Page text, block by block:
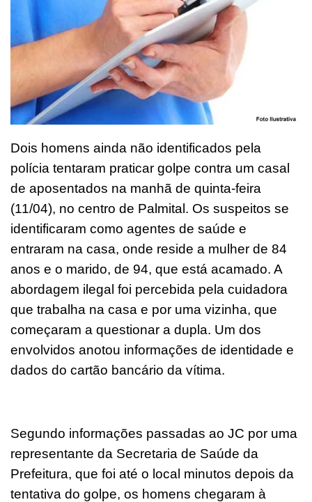
Dois homens ainda não identificados pela
polícia tentaram praticar golpe contra um casal
de aposentados na manhã de quinta-feira
(11/04), no centro de Palmital. Os suspeitos se
identificaram como agentes de saúde e
entraram na casa, onde reside a mulher de 84
anos e o marido, de 94, que está acamado. A
abordagem ilegal foi percebida pela cuidadora
que trabalha na casa e por uma vizinha, que
começaram a questionar a dupla. Um dos
envolvidos anotou informações de identidade e
dados do cartão bancário da vítima.
Segundo informações passadas ao JC por uma
representante da Secretaria de Saúde da
Prefeitura, que foi até o local minutos depois da
tentativa do golpe, os homens chegaram à